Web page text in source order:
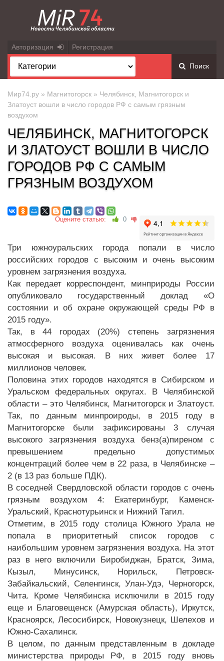
Авторизация Регистрация
Поиск
Мир74.ру » Магнитогорск » Челябинск, Магнитогорск и
Златоуст вошли в число городов РФ с самым грязным
воздухом
ЧЕЛЯБИНСК, МАГНИТОГОРСК
И ЗЛАТОУСТ ВОШЛИ В ЧИСЛО
ГОРОДОВ РФ С САМЫМ
ГРЯЗНЫМ ВОЗДУХОМ
Оцените статью: 0
Три южноуральских города попали в число
российских городов с высоким и очень высоким
уровнем загрязнения воздуха.
Как передает корреспондент, минприроды России
опубликовало государственный доклад «О
состоянии и об охране окружающей среды РФ в
2015 году».
Так, в 44 городах (20%) степень загрязнения
атмосферного воздуха оценивалась как очень
высокая и высокая. В них живет более 17
миллионов человек.
Половина этих городов находятся в Сибирском и
Уральском федеральных округах. В Челябинской
области – это Челябинск, Магнитогорск и Златоуст.
Так, по данным минпроироды, в 2015 году в
Магнитогорске были зафиксированы 3 случая
высокого загрязнения воздуха бенз(а)пиреном с
превышением предельно допустимых
концентраций более чем в 22 раза, в Челябинске –
2 (в 13 раз больше ПДК).
В соседней Свердловской области городов с очень
грязным воздухом 4: Екатеринбург, Каменск-
Уральский, Краснотурьинск и Нижний Тагил.
Отметим, в 2015 году столица Южного Урала не
попала в приоритетный список городов с
наибольшим уровнем загрязнения воздуха. На этот
раз в него включили Биробиджан, Братск, Зима,
Кызыл, Минусинск, Норильск, Петровск-
Забайкальский, Селенгинск, Улан-Удэ, Черногорск,
Чита. Кроме Челябинска исключили в 2015 году
еще и Благовещенск (Амурская область), Иркутск,
Красноярск, Лесосибирск, Новокузнецк, Шелехов и
Южно-Сахалинск.
В целом, по данным представленным в докладе
министерства природы РФ, в 2015 году вновь